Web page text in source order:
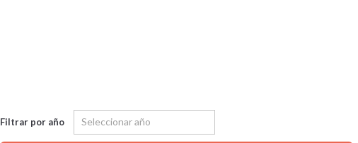
Filtrar por año